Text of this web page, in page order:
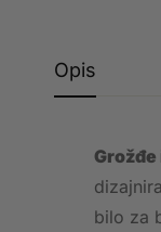
Opis
bilo za